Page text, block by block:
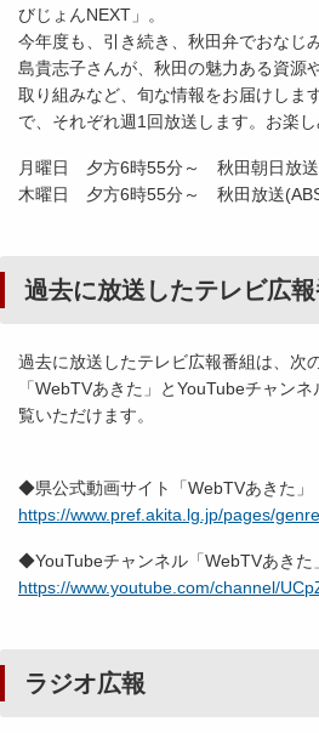
びじょんNEXT」。
今年度も、引き続き、秋田弁でおなじ
島貴志子さんが、秋田の魅力ある資源
取り組みなど、旬な情報をお届けしま
で、それぞれ週1回放送します。お楽し
月曜日 夕方6時55分～ 秋田朝日放送
木曜日 夕方6時55分～ 秋田放送
過去に放送したテレビ広報
過去に放送したテレビ広報番組は、次
「WebTVあきた」とYouTubeチャン
覧いただけます。
◆県公式動画サイト「WebTVあきた」
https://www.pref.akita.lg.jp/pages/
◆YouTubeチャンネル「WebTVあきた」
https://www.youtube.com/channel/
ラジオ広報